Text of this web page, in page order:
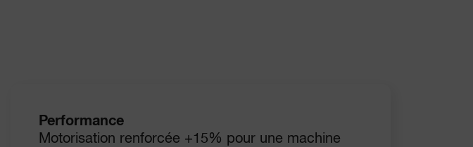
Performance
Motorisation renforcée +15% pour une machine